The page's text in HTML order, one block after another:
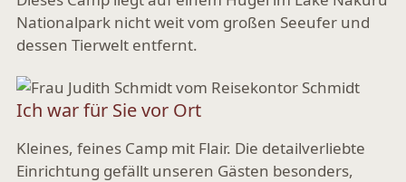
Nationalpark nicht weit vom großen Seeufer und
dessen Tierwelt entfernt.
Ich war für Sie vor Ort
Kleines, feines Camp mit Flair. Die detailverliebte
Einrichtung gefällt unseren Gästen besonders,